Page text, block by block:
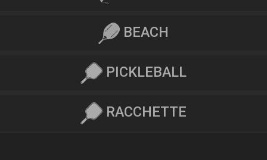
BEACH
PICKLEBALL
RACCHETTE